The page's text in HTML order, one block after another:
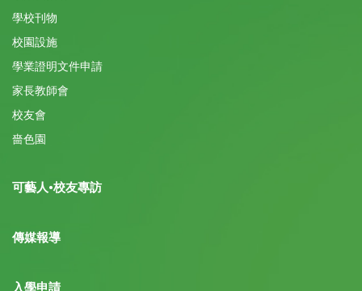
學校刊物
校園設施
學業證明文件申請
家長教師會
校友會
嗇色園
可藝人•校友專訪
傳媒報導
入學申請